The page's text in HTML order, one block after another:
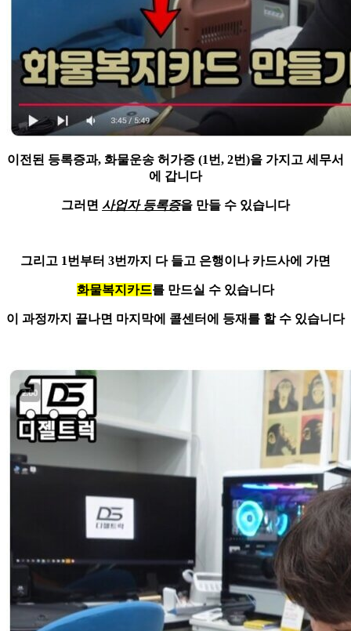
이전된 등록증과, 화물운송 허가증 (1번, 2번)을 가지고 세무서
에 갑니다
그러면 사업자 등록증을 만들 수 있습니다
그리고 1번부터 3번까지 다 들고 은행이나 카드사에 가면
화물복지카드를 만드실 수 있습니다
이 과정까지 끝나면 마지막에 콜센터에 등재를 할 수 있습니다